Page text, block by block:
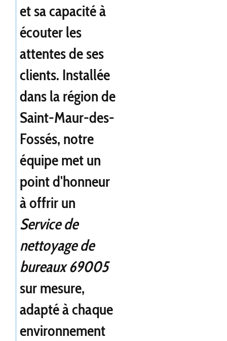
et sa capacité à
écouter les
attentes de ses
clients. Installée
dans la région de
Saint-Maur-des-
Fossés, notre
équipe met un
point d'honneur
à offrir un
Service de
nettoyage de
bureaux 69005
sur mesure,
adapté à chaque
environnement